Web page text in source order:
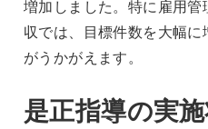
増加しました。特に雇用
収では、目標件数を大幅
がうかがえます。
是正指導の実